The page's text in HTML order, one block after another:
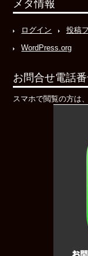
メタ情報
ログイン 投稿
WordPress.org
お問合せ電話
スマホで閲覧の方は